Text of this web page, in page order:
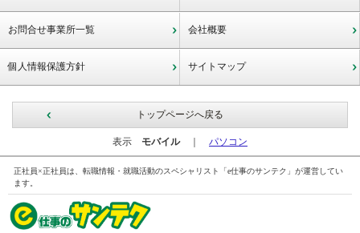
お問合せ事業所一覧 会社概要
個人情報保護方針 サイトマップ
トップページへ戻る
表示 モバイル｜ パソコン
正社員×正社員は、転職情報・就職活動のスペシャリスト「e仕事のサンテク」が運営してい
ます。